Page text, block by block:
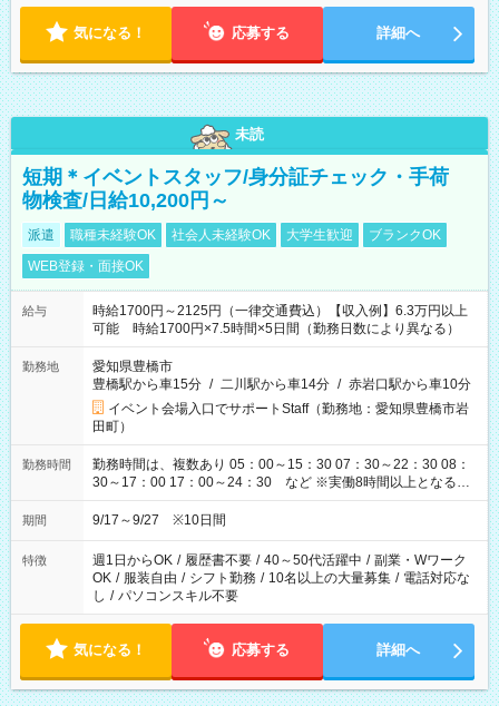
気になる！ 応募する 詳細へ
未読
短期＊イベントスタッフ/身分証チェック・手荷
物検査/日給10,200円～
派遣 職種未経験OK 社会人未経験OK 大学生歓迎
ブランクOK
WEB登録・面接OK
給与
時給1700円～2125円（一律交通費込）【収入例】6.3万円以上
可能 時給1700円×7.5時間×5日間（勤務日数により異なる）
勤務地
愛知県豊橋市
豊橋駅から車15分 / 二川駅から車14分 / 赤岩口駅から車10分
イベント会場入口でサポートStaff（勤務地：愛知県豊橋市岩
田町）
勤務時間
勤務時間は、複数あり 05：00～15：30 07：30～22：30 08：
30～17：00 17：00～24：30 など ※実働8時間以上となる勤
務もあります。 【休憩】60分+他休憩あり 交替で取得します。
安全面に配慮しこまめな休憩があります。
期間 9/17～9/27 ※10日間
特徴 週1日からOK / 履歴書不要 / 40～50代活躍中 / 副業・Wワーク
OK / 服装自由 / シフト勤務 / 10名以上の大量募集 / 電話対応な
し / パソコンスキル不要
気になる！ 応募する 詳細へ